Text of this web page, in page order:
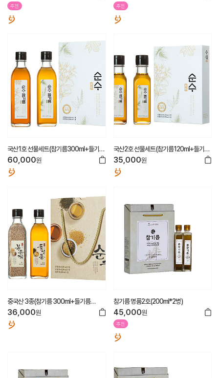
추천 추천
국산1호 선물세트(참기름300ml+들기름
300ml)
60,000원
국산2호 선물세트(참기름120ml+들기름
120ml)
35,000원
중국산 3종(참기름 300ml+들기름
300ml+볶음깨 160g)
36,000원
참기름 명품2호(200ml*2병)
45,000원
추천